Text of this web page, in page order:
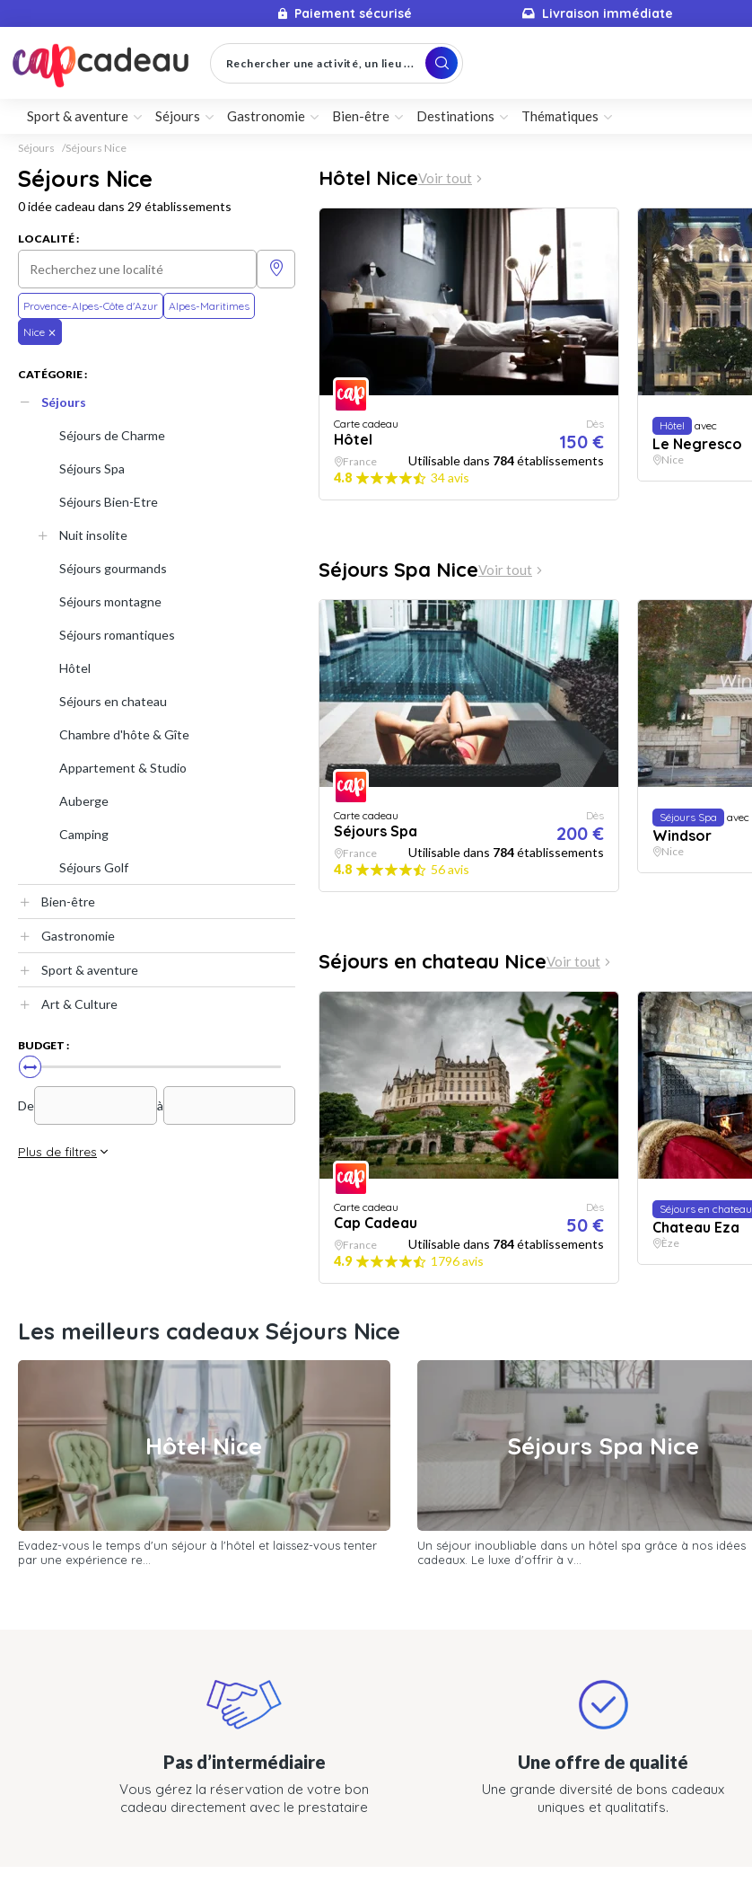
Paiement sécurisé Livraison immédiate
Rechercher une activité, un lieu ...
Sport & aventure Séjours Gastronomie Bien-être Destinations Thématiques
Séjours Séjours Nice
Séjours Nice
0 idée cadeau dans 29 établissements
LOCALITÉ :
Provence-Alpes-Côte d'Azur
Alpes-Maritimes
Nice
CATÉGORIE :
Séjours
Séjours de Charme
Séjours Spa
Séjours Bien-Etre
Nuit insolite
Séjours gourmands
Séjours montagne
Séjours romantiques
Hôtel
Séjours en chateau
Chambre d'hôte & Gîte
Appartement & Studio
Auberge
Camping
Séjours Golf
Bien-être
Gastronomie
Sport & aventure
Art & Culture
BUDGET :
De à
Plus de filtres
Hôtel NiceVoir tout
Carte cadeau
Hôtel
Dès
150 €
France Utilisable dans 784établissements
4.8
34 avis
Hôtel avec
Le Negresco
Nice
Séjours Spa NiceVoir tout
Carte cadeau
Séjours Spa
Dès
200 €
France Utilisable dans 784établissements
4.8
56 avis
Séjours Spa avec
Windsor
Nice
Séjours en chateau NiceVoir tout
Carte cadeau
Cap Cadeau
Dès
50 €
France Utilisable dans 784établissements
4.9
1796 avis
Séjours en chateau
Chateau Eza
Èze
Les meilleurs cadeaux Séjours Nice
Hôtel Nice
Evadez-vous le temps d'un séjour à l'hôtel et laissez-vous tenter
par une expérience re...
Séjours Spa Nice
Un séjour inoubliable dans un hôtel spa grâce à nos idées
cadeaux. Le luxe d'offrir à v...
Pas d’intermédiaire
Vous gérez la réservation de votre bon
cadeau directement avec le prestataire
Une offre de qualité
Une grande diversité de bons cadeaux
uniques et qualitatifs.